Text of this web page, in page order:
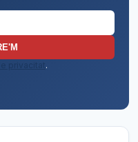
privacitat.